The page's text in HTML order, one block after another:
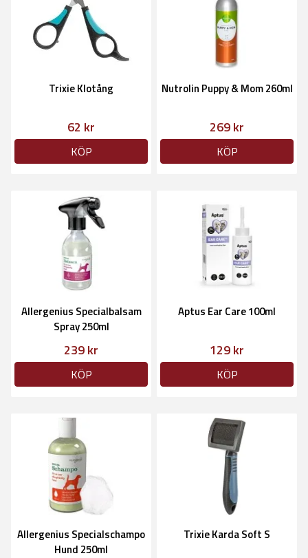
Trixie Klotång
62 kr
KÖP
Nutrolin Puppy & Mom 260ml
269 kr
KÖP
Allergenius Specialbalsam
Spray 250ml
239 kr
KÖP
Aptus Ear Care 100ml
129 kr
KÖP
Allergenius Specialschampo
Hund 250ml
Trixie Karda Soft S